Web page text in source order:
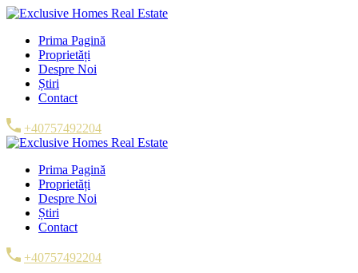
Prima Pagină
Proprietăți
Despre Noi
Știri
Contact
+40757492204
Prima Pagină
Proprietăți
Despre Noi
Știri
Contact
+40757492204